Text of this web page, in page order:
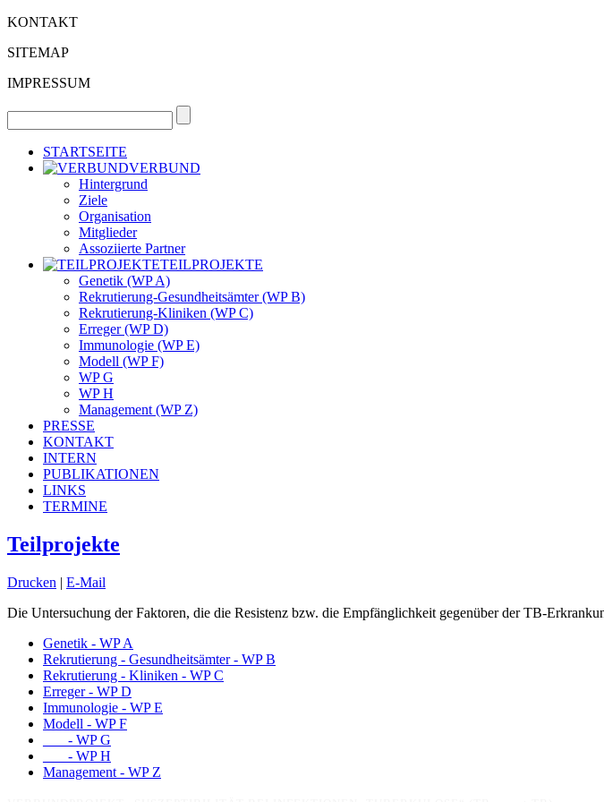
KONTAKT
SITEMAP
IMPRESSUM
STARTSEITE
VERBUND
Hintergrund
Ziele
Organisation
Mitglieder
Assoziierte Partner
TEILPROJEKTE
Genetik (WP A)
Rekrutierung-Gesundheitsämter (WP B)
Rekrutierung-Kliniken (WP C)
Erreger (WP D)
Immunologie (WP E)
Modell (WP F)
WP G
WP H
Management (WP Z)
PRESSE
KONTAKT
INTERN
PUBLIKATIONEN
LINKS
TERMINE
Teilprojekte
Drucken | E-Mail
Die Untersuchung der Faktoren, die die Resistenz bzw. die Empfänglichkeit gegenüber der TB-
Genetik - WP A
Rekrutierung - Gesundheitsämter - WP B
Rekrutierung - Kliniken - WP C
Erreger - WP D
Immunologie - WP E
Modell - WP F
___ - WP G
___ - WP H
Management - WP Z